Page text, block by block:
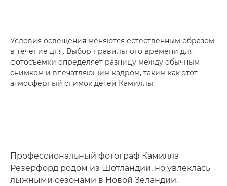
Условия освещения меняются естественным образом
в течение дня. Выбор правильного времени для
фотосъемки определяет разницу между обычным
снимком и впечатляющим кадром, таким как этот
атмосферный снимок детей Камиллы.
Профессиональный фотограф Камилла
Резерфорд родом из Шотландии, но увлеклась
лыжными сезонами в Новой Зеландии.